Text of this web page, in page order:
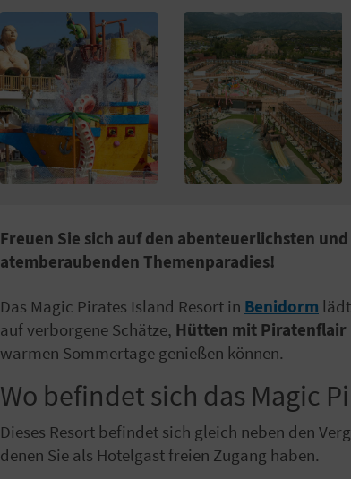
Freuen Sie sich auf den abenteuerlichsten
atemberaubenden Themenparadies!
Das Magic Pirates Island Resort in Benidorm
auf verborgene Schätze, Hütten mit Piratenflair
warmen Sommertage genießen können.
Wo befindet sich das Magic
Dieses Resort befindet sich gleich neben den
denen Sie als Hotelgast freien Zugang haben.